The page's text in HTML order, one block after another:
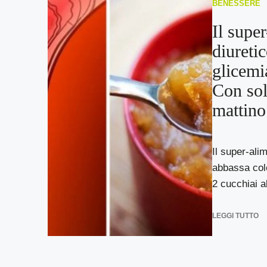
BENESSERE
Il
Con
Il super-
abbassa
2 cucchiai
LEGGI TUTTO